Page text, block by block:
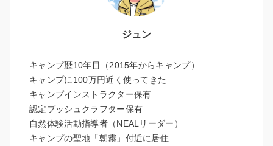
ジュン
キャンプ歴10年目（2015年からキャンプ）
キャンプに100万円近く使ってきた
キャンプインストラクター保有
認定ブッシュクラフター保有
自然体験活動指導者（NEALリーダー）
キャンプの聖地「朝霧」付近に居住